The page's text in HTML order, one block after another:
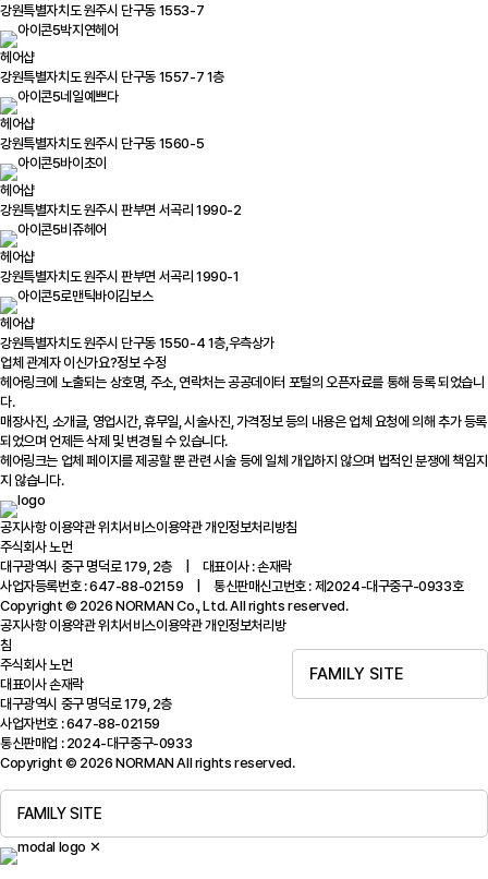
강원특별자치도 원주시 단구동 1553-7
박지연헤어
헤어샵
강원특별자치도 원주시 단구동 1557-7 1층
네일예쁘다
헤어샵
강원특별자치도 원주시 단구동 1560-5
바이초이
헤어샵
강원특별자치도 원주시 판부면 서곡리 1990-2
비쥬헤어
헤어샵
강원특별자치도 원주시 판부면 서곡리 1990-1
로맨틱바이김보스
헤어샵
강원특별자치도 원주시 단구동 1550-4 1층,우측상가
업체 관계자 이신가요?정보 수정
헤어링크에 노출되는 상호명, 주소, 연락처는 공공데이터 포털의 오픈자료를 통해 등록 되었습니
다.
매장사진, 소개글, 영업시간, 휴무일, 시술사진, 가격정보 등의 내용은 업체 요청에 의해 추가 등록
되었으며 언제든 삭제 및 변경될 수 있습니다.
헤어링크는 업체 페이지를 제공할 뿐 관련 시술 등에 일체 개입하지 않으며 법적인 분쟁에 책임지
지 않습니다.
공지사항이용약관위치서비스이용약관개인정보처리방침
주식회사 노먼
대구광역시 중구 명덕로 179, 2층 | 대표이사 : 손재락
사업자등록번호 : 647-88-02159 | 통신판매신고번호 : 제2024-대구중구-0933호
Copyright © 2026 NORMAN Co., Ltd. All rights reserved.
FAMILY SITE
공지사항이용약관위치서비스이용약관개인정보처리방
침
주식회사 노먼
대표이사 손재락
대구광역시 중구 명덕로 179, 2층
사업자번호 : 647-88-02159
통신판매업 : 2024-대구중구-0933
Copyright © 2026 NORMAN All rights reserved.
FAMILY SITE
✕